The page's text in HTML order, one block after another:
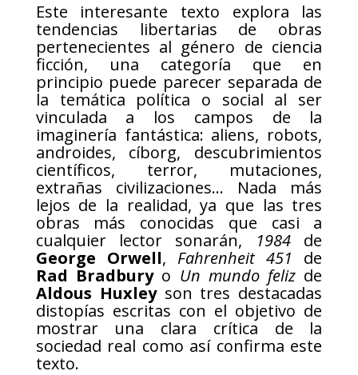
Este interesante texto explora las
tendencias libertarias de obras
pertenecientes al género de ciencia
ficción, una categoría que en
principio puede parecer separada de
la temática política o social al ser
vinculada a los campos de la
imaginería fantástica: aliens, robots,
androides, cíborg, descubrimientos
científicos, terror, mutaciones,
extrañas civilizaciones… Nada más
lejos de la realidad, ya que las tres
obras más conocidas que casi a
cualquier lector sonarán,
1984de
George Orwell, Fahrenheit 451 de
Rad Bradburyo Un mundo felizde
Aldous Huxley son tres destacadas
distopías escritas con el objetivo de
mostrar una clara crítica de la
sociedad real como así confirma este
texto.